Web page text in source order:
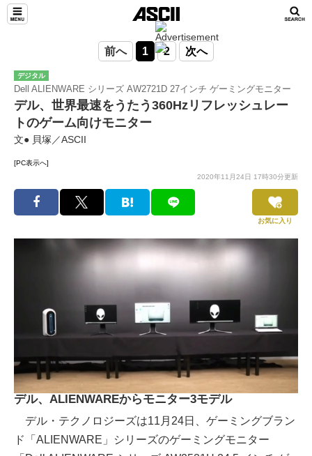
前へ 1 2 次へ
デジタル
Dell ALIENWARE シリーズ AW2721D 27インチ ゲーミングモニター
デル、世界最速をうたう360Hzリフレッシュレー
トのゲーム向けモニター
文● 貝塚／ASCII
[PC表示へ]
2020年11月24日 17時30分更新
お気に入り
デル、ALIENWAREからモニター3モデル
デル・テクノロジーズは11月24日、ゲーミングブラン
ド「ALIENWARE」シリーズのゲーミングモニター